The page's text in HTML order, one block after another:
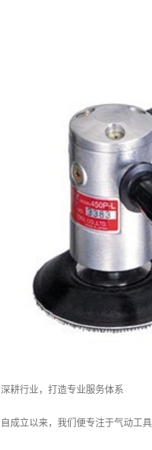
深耕行业，打造专业服务体系
自成立以来，我们便专注于气动工